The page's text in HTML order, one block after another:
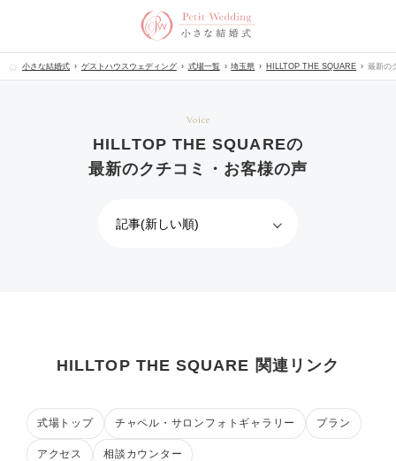
小さな結婚式 ゲストハウスウェディング 式場一覧 埼玉県 HILLTOP THE SQUARE 最新の
Voice
HILLTOP THE SQUAREの
最新のクチコミ・お客様の声
HILLTOP THE SQUARE 関連リンク
式場トップ チャペル・サロンフォトギャラリー プラン
アクセス 相談カウンター